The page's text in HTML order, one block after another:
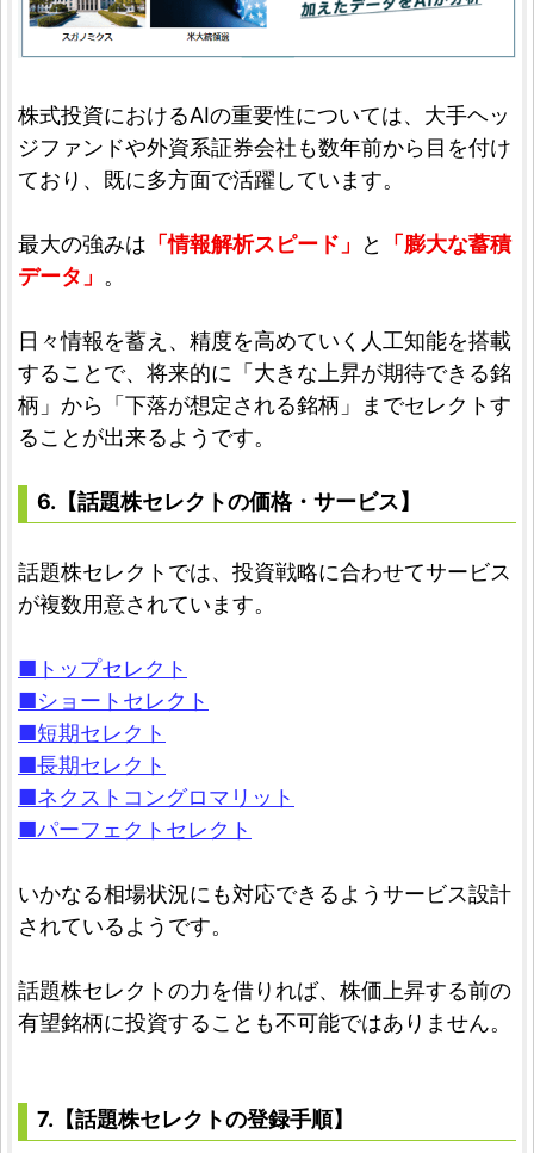
株式投資におけるAIの重要性については、大手ヘッ
ジファンドや外資系証券会社も数年前から目を付け
ており、既に多方面で活躍しています。
最大の強みは 「情報解析スピード」 と
「膨大な蓄積
データ」 。
日々情報を蓄え、精度を高めていく人工知能を搭載
することで、将来的に「大きな上昇が期待できる銘
柄」から「下落が想定される銘柄」までセレクトす
ることが出来るようです。
6.【話題株セレクトの価格・サービス】
話題株セレクトでは、投資戦略に合わせてサービス
が複数用意されています。
■トップセレクト
■ショートセレクト
■短期セレクト
■長期セレクト
■ネクストコングロマリット
■パーフェクトセレクト
いかなる相場状況にも対応できるようサービス設計
されているようです。
話題株セレクトの力を借りれば、株価上昇する前の
有望銘柄に投資することも不可能ではありません。
7.【話題株セレクトの登録手順】